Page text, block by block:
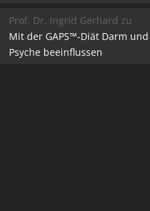
Prof. Dr. Ingrid Gerhard zu
Mit der GAPS™-Diät Darm und
Psyche beeinflussen